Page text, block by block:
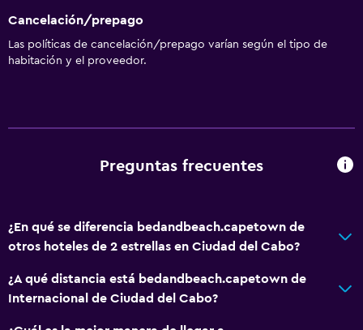
Cancelación/prepago
Las políticas de cancelación/prepago varían según el tipo de
habitación y el proveedor.
Preguntas frecuentes
¿En qué se diferencia bedandbeach.capetown de
otros hoteles de 2 estrellas en Ciudad del Cabo?
¿A qué distancia está bedandbeach.capetown de
Internacional de Ciudad del Cabo?